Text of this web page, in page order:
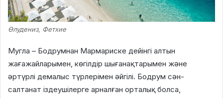
Өлудениз, Фетхие
Мугла – Бодрумнан Мармариске дейінгі алтын
жағажайларымен, көгілдір шығанақтарымен және
әртүрлі демалыс түрлерімен әйгілі. Бодрум сән-
салтанат іздеушілерге арналған орталық болса,